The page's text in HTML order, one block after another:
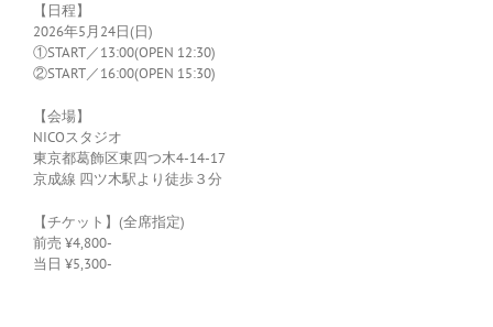
【日程】
2026年5月24日(日)
①START／13:00(OPEN 12:30)
②START／16:00(OPEN 15:30)
【会場】
NICOスタジオ
東京都葛飾区東四つ木4-14-17
京成線 四ツ木駅より徒歩３分
【チケット】(全席指定)
前売 ¥4,800-
当日 ¥5,300-